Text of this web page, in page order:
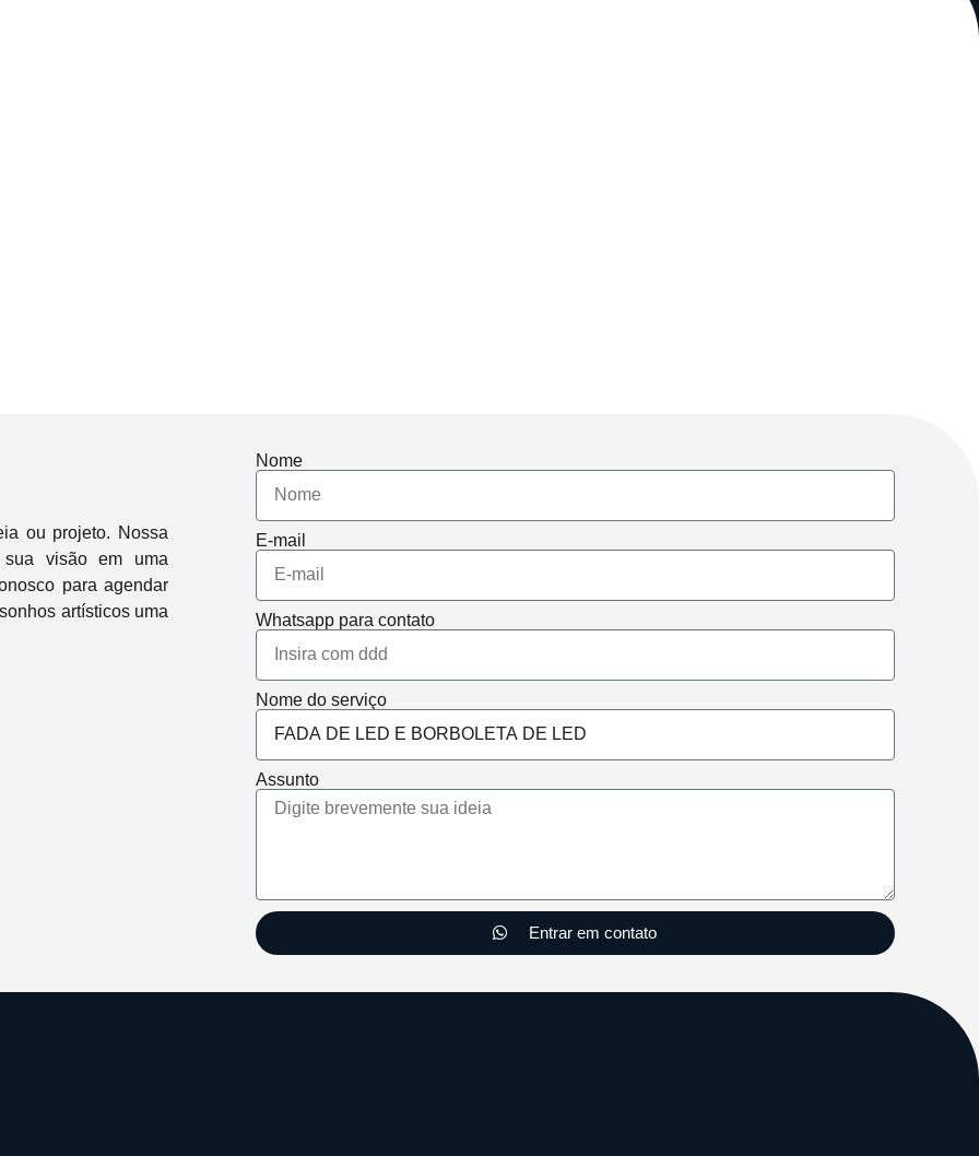
ou projeto. Nossa
sua visão em uma
para agendar
artísticos uma
Nome
E-mail
Whatsapp para contato
Nome do serviço
Assunto
Entrar em contato